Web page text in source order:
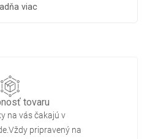
viac
tovaru
na vás čakajú v
pripravený na